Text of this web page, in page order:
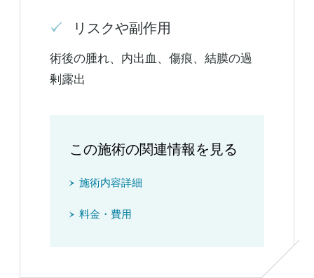
リスクや副作用
術後の腫れ、内出血、傷痕、結膜の過
剰露出
この施術の関連情報を見る
施術内容詳細
料金・費用